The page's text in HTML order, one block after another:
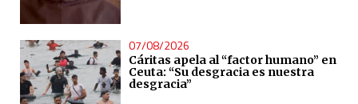
07/08/2026
Cáritas apela al “factor humano” en
Ceuta: “Su desgracia es nuestra
desgracia”